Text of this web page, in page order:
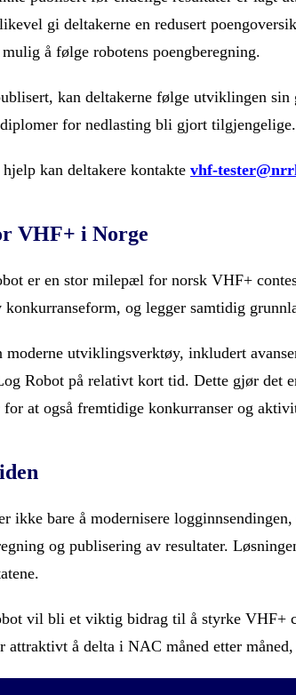
gi deltakerne en redusert
å følge robotens poengberegning.
kan deltakerne følge utviklingen
for nedlasting bli gjort tilgjengelige.
kan deltakere kontakte vhf-
VHF+ i Norge
er en stor milepæl for norsk VHF+
konkurranseform, og legger samtidig
moderne utviklingsverktøy, inkludert
Robot på relativt kort tid. Dette gjør det
at også fremtidige konkurranser og
ikke bare å modernisere
og publisering av resultater.
vil bli et viktig bidrag til å styrke VHF+
attraktivt å delta i NAC måned etter